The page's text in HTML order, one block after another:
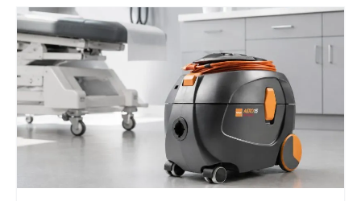
każdego właściciela nieruchomości. W działalności
związanej z obsługą nieruchomości nie chodzi tylko o to, aby
każdy miesiąc zamykał się na „plusie”, ale o to, aby koszty
operacyjne były stale kontrolowane, a przychody
maksymalizowane.